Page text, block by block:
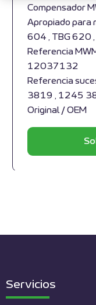
Compensador
Apropiado para
604 , TBG 620
Referencia
12037132
Referencia
3819 , 1245
Original / OEM
Servicios